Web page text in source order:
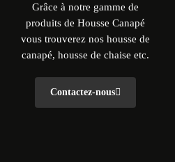
Grâce à notre gamme de
produits de Housse Canapé
vous trouverez nos housse de
canapé, housse de chaise etc.
Contactez-nous